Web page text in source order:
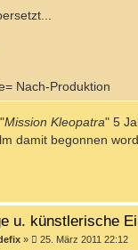
Nach-Produktion
Mission Kleopatra" 5
damit begonnen
u. künstlerische
» 25. März 2011 22:12